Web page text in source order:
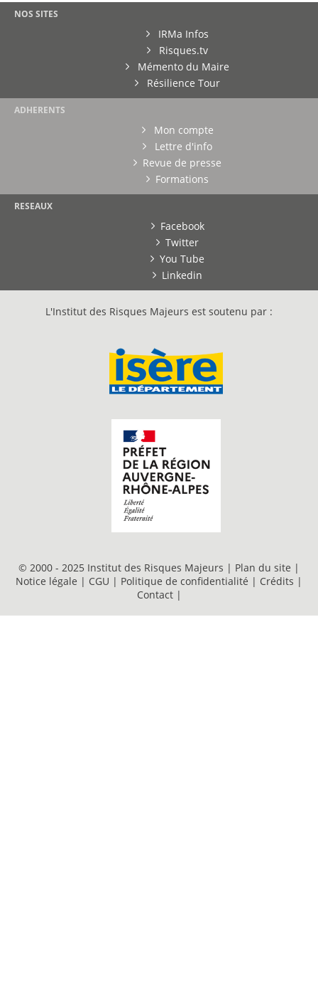
NOS SITES
IRMa Infos
Risques.tv
Mémento du Maire
Résilience Tour
ADHERENTS
Mon compte
Lettre d'info
Revue de presse
Formations
RESEAUX
Facebook
Twitter
You Tube
Linkedin
L'Institut des Risques Majeurs est soutenu par :
© 2000 - 2025 Institut des Risques Majeurs | Plan du site |
Notice légale | CGU | Politique de confidentialité | Crédits |
Contact |